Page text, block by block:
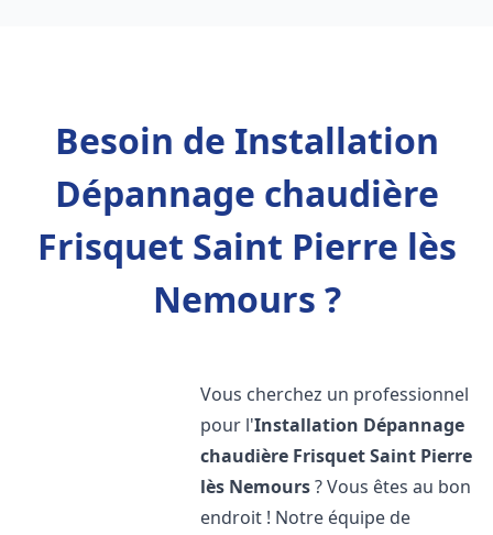
Besoin de Installation
Dépannage chaudière
Frisquet Saint Pierre lès
Nemours ?
Vous cherchez un professionnel
pour l'Installation Dépannage
chaudière FrisquetSaint Pierre
lès Nemours? Vous êtes au bon
endroit ! Notre équipe de